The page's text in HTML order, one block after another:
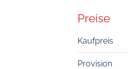
Preise
Kaufpreis
Provision